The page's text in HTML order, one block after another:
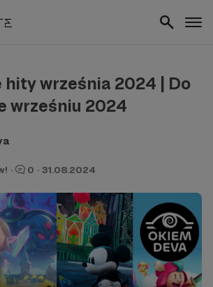
hity września 2024 | Do
wrześniu 2024
· 0 · 31.08.2024